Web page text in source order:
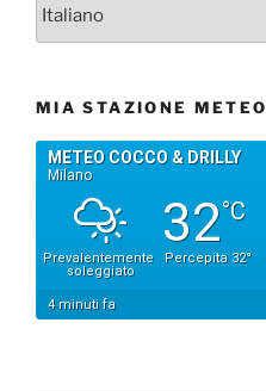
MIA STAZIONE METEO